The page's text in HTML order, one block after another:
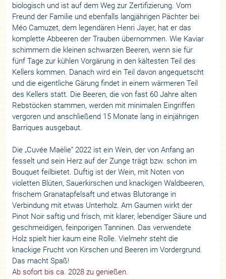
biologisch und ist auf dem Weg zur Zertifizierung. Vom
Freund der Familie und ebenfalls langjährigen Pächter bei
Méo Camuzet, dem legendären Henri Jayer, hat er das
komplette Abbeeren der Trauben übernommen. Wie Kaviar
schimmern die kleinen schwarzen Beeren, wenn sie für
fünf Tage zur kühlen Vorgärung in den kältesten Teil des
Kellers kommen. Danach wird ein Teil davon angequetscht
und die eigentliche Gärung findet in einem wärmeren Teil
des Kellers statt. Die Beeren, die von fast 60 Jahre alten
Rebstöcken stammen, werden mit minimalen Eingriffen
vergoren und anschließend 15 Monate lang in einjährigen
Barriques ausgebaut.
Die „Cuvée Maëlie“ 2022 ist ein Wein, der von Anfang an
fesselt und sein Herz auf der Zunge trägt bzw. schon im
Bouquet feilbietet. Duftig ist der Wein, mit Noten von
violetten Blüten, Sauerkirschen und knackigen Waldbeeren,
frischem Granatapfelsaft und etwas Blutorange in
Verbindung mit etwas Unterholz. Am Gaumen wirkt der
Pinot Noir saftig und frisch, mit klarer, lebendiger Säure und
geschmeidigen, feinporigen Tanninen. Das verwendete
Holz spielt hier kaum eine Rolle. Vielmehr steht die
knackige Frucht von Kirschen und Beeren im Vordergrund.
Das macht Spaß!
Ab sofort bis ca. 2028 zu genießen.